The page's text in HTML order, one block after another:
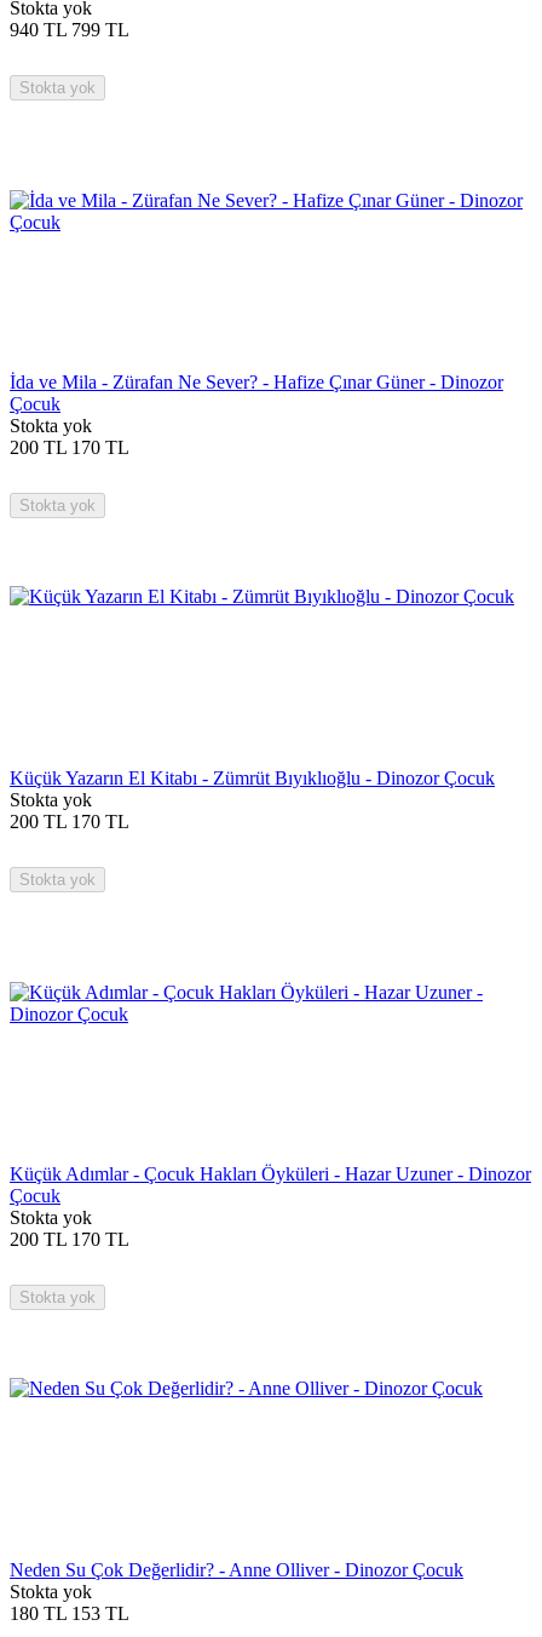
Stokta yok
940 TL 799 TL
Stokta yok
İda ve Mila - Zürafan Ne Sever? - Hafize Çınar Güner - Dinozor
Çocuk
Stokta yok
200 TL 170 TL
Stokta yok
Küçük Yazarın El Kitabı - Zümrüt Bıyıklıoğlu - Dinozor Çocuk
Stokta yok
200 TL 170 TL
Stokta yok
Küçük Adımlar - Çocuk Hakları Öyküleri - Hazar Uzuner - Dinozor
Çocuk
Stokta yok
200 TL 170 TL
Stokta yok
Neden Su Çok Değerlidir? - Anne Olliver - Dinozor Çocuk
Stokta yok
180 TL 153 TL